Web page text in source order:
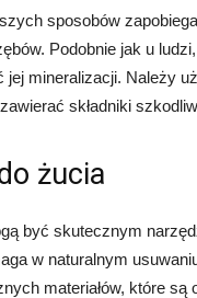
sposobów
Podobnie jak u
jej mineralizacji. Należy
składniki
żucia
być skutecznym
w naturalnym
materiałów, które są